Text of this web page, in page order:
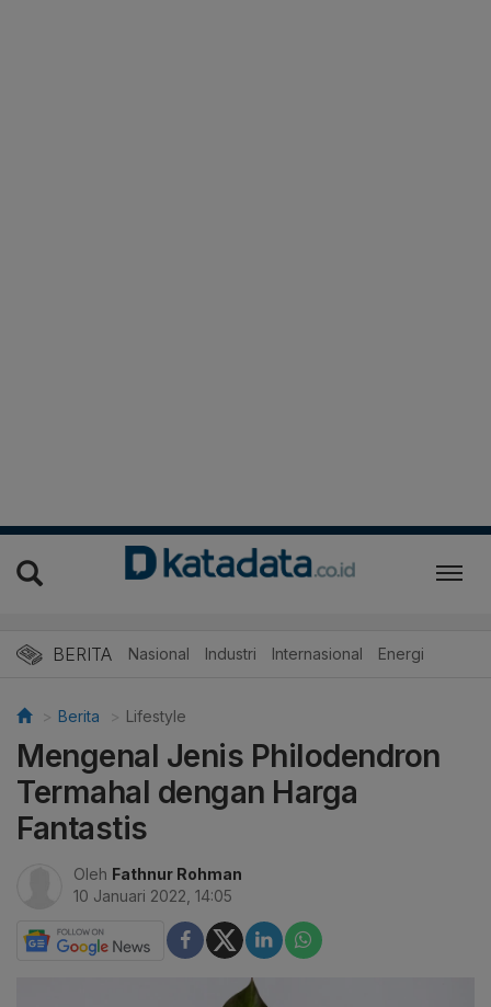
BERITA Nasional Industri Internasional Energi
Berita Lifestyle
Mengenal Jenis Philodendron
Termahal dengan Harga
Fantastis
Oleh Fathnur Rohman
10 Januari 2022, 14:05